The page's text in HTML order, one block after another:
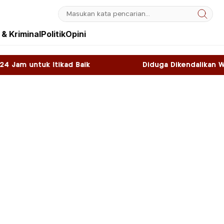
KriminalPolitikOpini
Diduga Dikendalikan WNA, Sky Game di